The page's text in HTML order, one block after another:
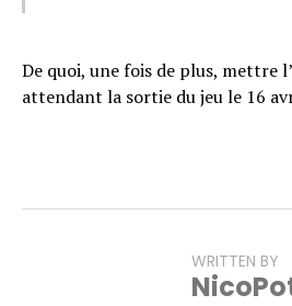
De quoi, une fois de plus, mettre
attendant la sortie du jeu le 16
WRITTEN BY